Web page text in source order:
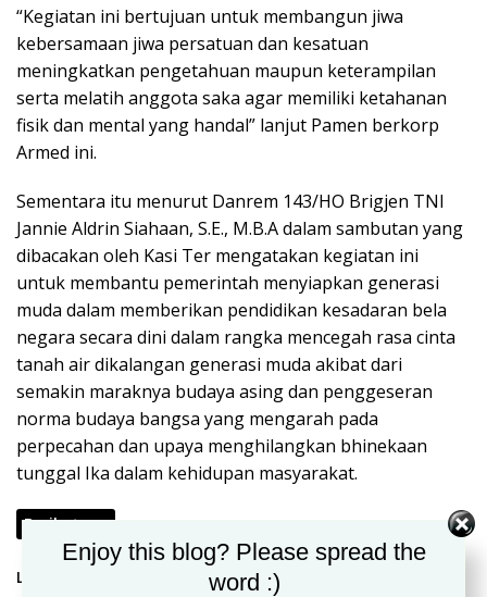
“Kegiatan ini bertujuan untuk membangun jiwa
kebersamaan jiwa persatuan dan kesatuan
meningkatkan pengetahuan maupun keterampilan
serta melatih anggota saka agar memiliki ketahanan
fisik dan mental yang handal” lanjut Pamen berkorp
Armed ini.
Sementara itu menurut Danrem 143/HO Brigjen TNI
Jannie Aldrin Siahaan, S.E., M.B.A dalam sambutan yang
dibacakan oleh Kasi Ter mengatakan kegiatan ini
untuk membantu pemerintah menyiapkan generasi
muda dalam memberikan pendidikan kesadaran bela
negara secara dini dalam rangka mencegah rasa cinta
tanah air dikalangan generasi muda akibat dari
semakin maraknya budaya asing dan penggeseran
norma budaya bangsa yang mengarah pada
perpecahan dan upaya menghilangkan bhinekaan
tunggal Ika dalam kehidupan masyarakat.
Berikutnya
Laman:
Enjoy this blog? Please spread the
word :)